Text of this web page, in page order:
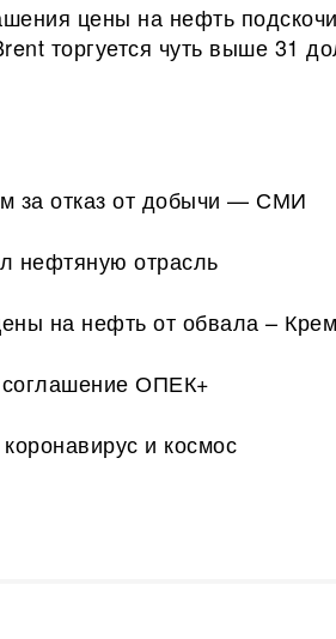
цены на нефть
торгуется чуть выше 31
за отказ от добычи — СМИ
нефтяную отрасль
на нефть от обвала –
соглашение ОПЕК+
и космос